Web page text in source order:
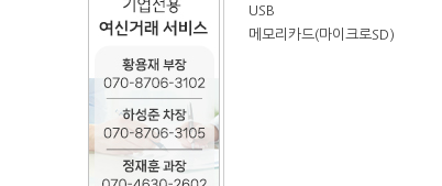
USB
메모리카드(마이크로SD)